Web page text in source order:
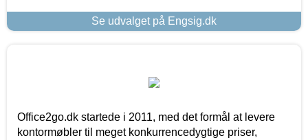
Se udvalget på Engsig.dk
Office2go.dk startede i 2011, med det formål at levere
kontormøbler til meget konkurrencedygtige priser,